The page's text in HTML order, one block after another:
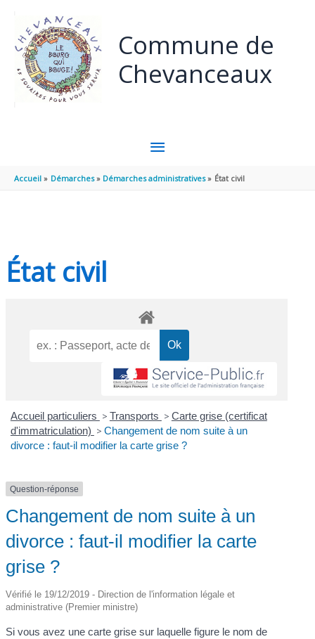
Commune de
Chevanceaux
MENU
PRINCIPAL
Accueil Démarches Démarches administratives État civil
État civil
Accueil particuliers > Transports > Carte grise (certificat
d'immatriculation) > Changement de nom suite à un
divorce : faut-il modifier la carte grise ?
Question-réponse
Changement de nom suite à un
divorce : faut-il modifier la carte
grise ?
Vérifié le 19/12/2019 - Direction de l'information légale et
administrative (Premier ministre)
Si vous avez une carte grise sur laquelle figure le nom de